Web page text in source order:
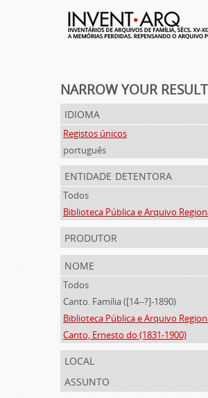
NARROW YOUR
idioma
Registos únicos
português
entidade detentora
Todos
produtor
nome
Todos
Canto. Família ([14--?]-1890)
Canto, Ernesto do (1831-1900)
local
assunto